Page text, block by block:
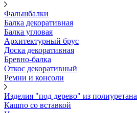
Фальшбалки
Балка декоративная
Балка угловая
Архитектурный брус
Доска декоративная
Бревно-балка
Откос декоративный
Ремни и консоли
Изделия "под дерево" из полиуретана
Кашпо со вставкой